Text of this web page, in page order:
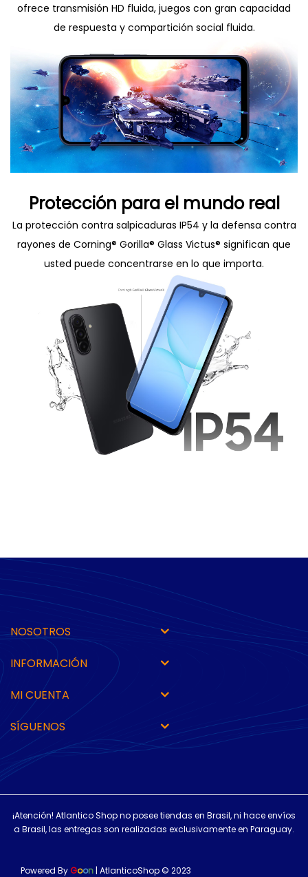
ofrece transmisión HD fluida, juegos con gran capacidad
de respuesta y compartición social fluida.
Protección para el mundo real
La protección contra salpicaduras IP54 y la defensa contra
rayones de Corning® Gorilla® Glass Victus® significan que
usted puede concentrarse en lo que importa.
NOSOTROS
INFORMACIÓN
MI CUENTA
SÍGUENOS
¡Atención! Atlantico Shop no posee tiendas en Brasil, ni hace envíos
a Brasil, las entregas son realizadas exclusivamente en Paraguay.
Powered By Goon | AtlanticoShop © 2023